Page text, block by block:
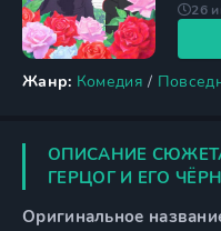
Жанр: Комедия /
26
ОПИСАНИЕ
ГЕРЦОГ И ЕГО
Оригинальное